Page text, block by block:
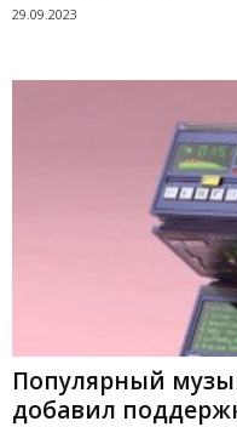
29.09.2023
Популярный
добавил